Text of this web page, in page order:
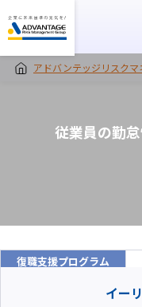
アドバンテッジリスクマ
従業員の勤
復職支援プログラム
イー